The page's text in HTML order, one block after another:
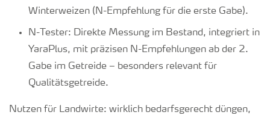
Winterweizen (N-Empfehlung für die erste Gabe).
N-Tester: Direkte Messung im Bestand, integriert in
YaraPlus, mit präzisen N-Empfehlungen ab der 2.
Gabe im Getreide – besonders relevant für
Qualitätsgetreide.
Nutzen für Landwirte: wirklich bedarfsgerecht düngen,